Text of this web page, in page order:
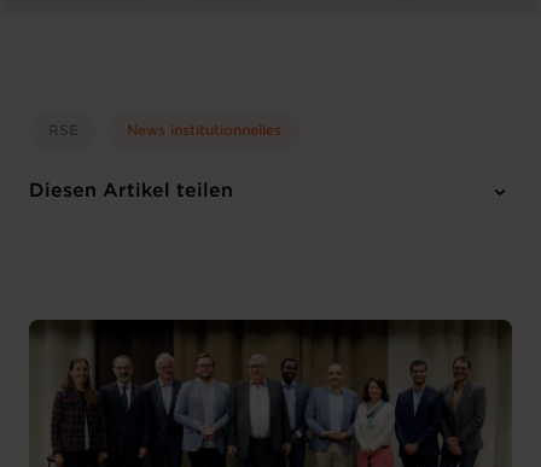
RSE News institutionnelles
Diesen Artikel teilen